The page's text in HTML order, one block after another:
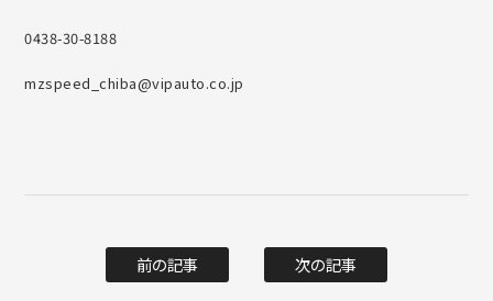
0438-30-8188
mzspeed_chiba@vipauto.co.jp
前の記事 次の記事